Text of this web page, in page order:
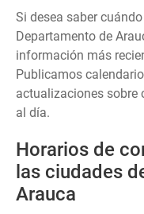
Si desea saber
Departamento de
información más
Publicamos
actualizaciones sobre
al día.
Horarios de
las ciudades
Arauca